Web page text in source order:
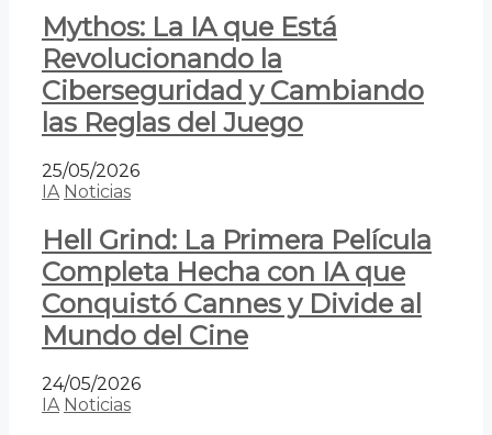
Mythos: La IA que Está
Revolucionando la
Ciberseguridad y Cambiando
las Reglas del Juego
25/05/2026
IA Noticias
Hell Grind: La Primera Película
Completa Hecha con IA que
Conquistó Cannes y Divide al
Mundo del Cine
24/05/2026
IA Noticias